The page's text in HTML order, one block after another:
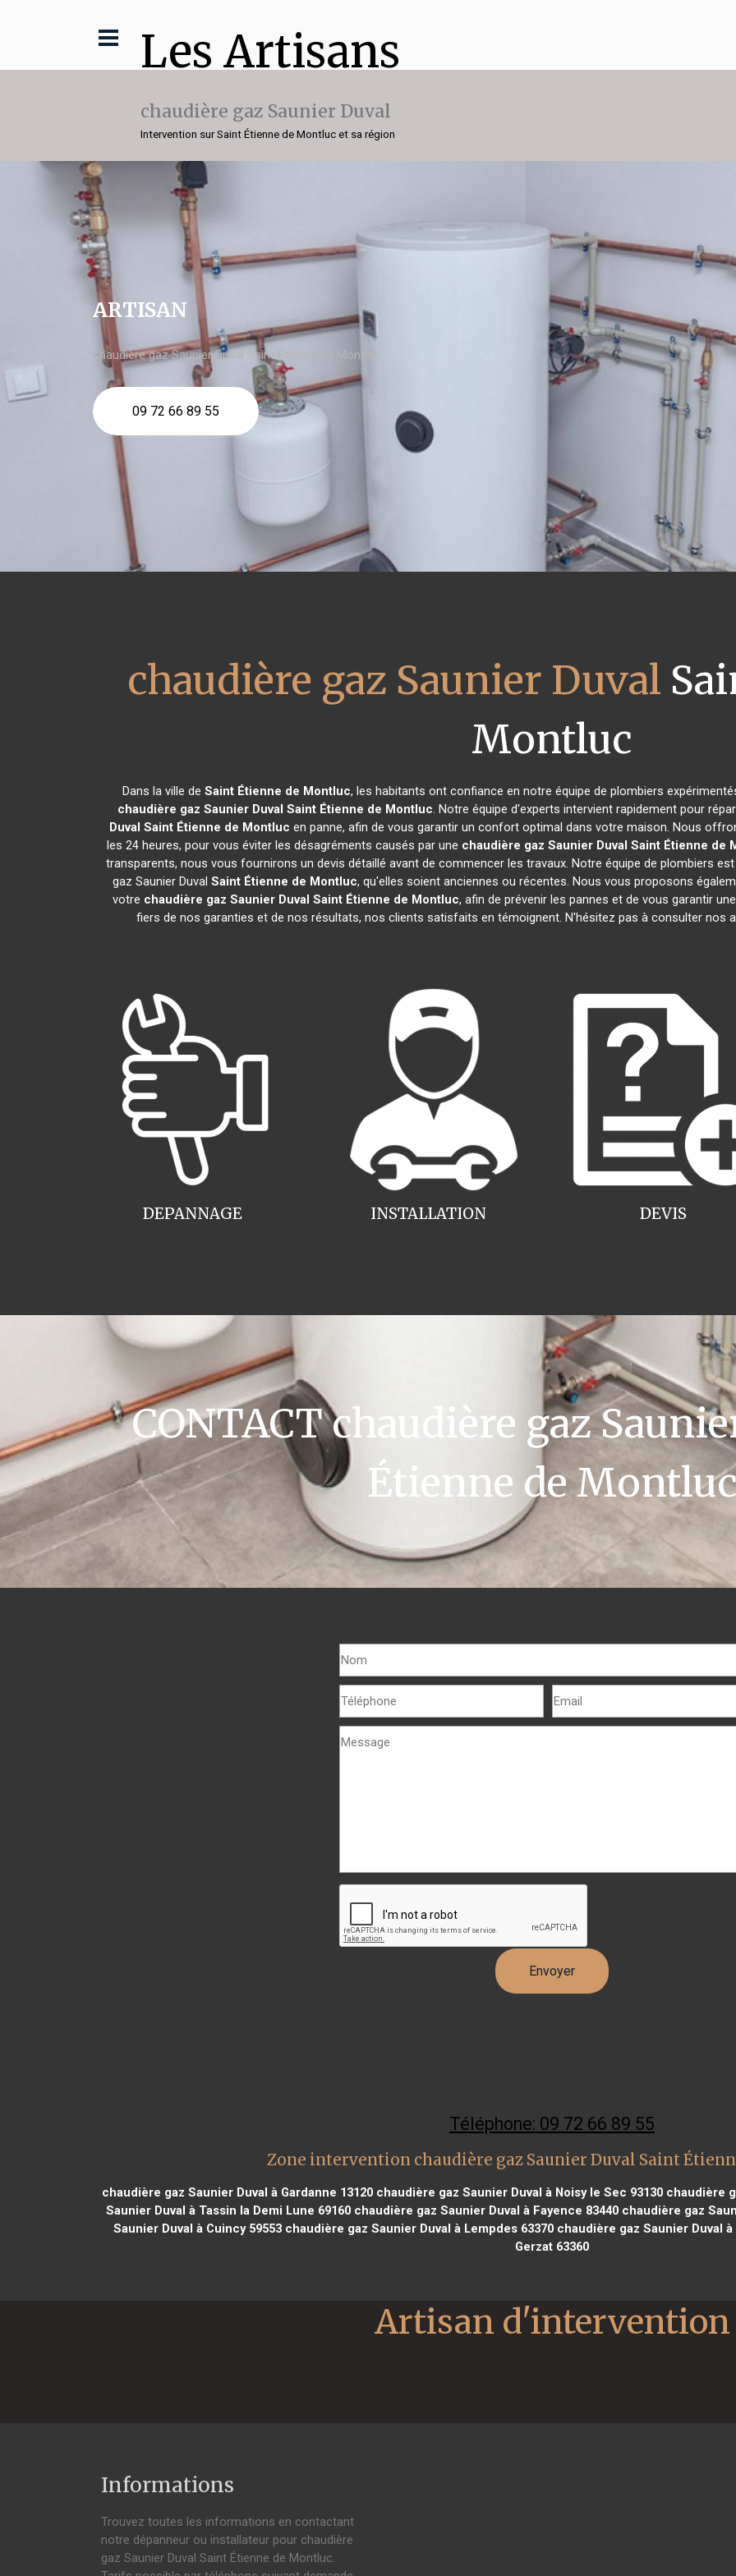
Les Artisans
chaudière gaz Saunier Duval
Intervention sur Saint Étienne de Montluc et sa région
ARTISAN
chaudière gaz Saunier Duval Saint Étienne de Montluc
09 72 66 89 55
chaudière gaz Saunier Duval
Montluc
Dans la ville de Saint Étienne de Montluc, les habitants ont confiance en notre équipe de plombiers
chaudière gaz Saunier Duval Saint Étienne de Montluc. Notre équipe d'experts intervient rapidement pour
Duval Saint Étienne de Montluc en panne, afin de vous garantir un confort optimal dans votre maison. Nous
les 24 heures, pour vous éviter les désagréments causés par une chaudière gaz Saunier Duval Saint Étienne de
transparents, nous vous fournirons un devis détaillé avant de commencer les travaux. Notre équipe de plombiers
gaz Saunier Duval Saint Étienne de Montluc, qu'elles soient anciennes ou récentes. Nous vous proposons
votre chaudière gaz Saunier Duval Saint Étienne de Montluc, afin de prévenir les pannes et de vous garantir
fiers de nos garanties et de nos résultats, nos clients satisfaits en témoignent. N'hésitez pas à consulter nos
INSTALLATION
DEPANNAGE DEVIS
CONTACT chaudière gaz
Étienne de
Téléphone: 09 72 66 89 55
Zone intervention chaudière gaz Saunier Duval Saint
chaudière gaz Saunier Duval à Gardanne 13120chaudière gaz Saunier Duval à Noisy le Sec 93130chaudière
Saunier Duval à Tassin la Demi Lune 69160 chaudière gaz Saunier Duval à Fayence 83440 chaudière gaz
Saunier Duval à Cuincy 59553 chaudière gaz Saunier Duval à Lempdes 63370 chaudière gaz Saunier Duval à
Gerzat 63360
Informations
Trouvez toutes les informations en contactant
notre dépanneur ou installateur pour chaudière
gaz Saunier Duval Saint Étienne de Montluc.
Artisan d'intervention